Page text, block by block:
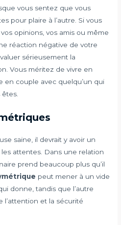
vous sentez que vous
pour plaire à l’autre. Si vous
opinions, vos amis ou même
réaction négative de votre
sérieusement la
Vous méritez de vivre en
en couple avec quelqu’un qui
saine, il devrait y avoir un
attentes. Dans une relation
prend beaucoup plus qu’il
peut mener à un vide
donne, tandis que l’autre
l’attention et la sécurité